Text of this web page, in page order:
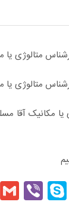
متالوژی یا
متالوژی یا
یا مکانیک
Twitter